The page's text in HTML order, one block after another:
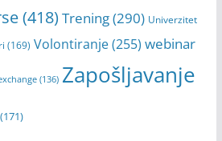
(418) Trening(290) Univerzitet
(169) Volontiranje(255) webinar
(136) Zapošljavanje